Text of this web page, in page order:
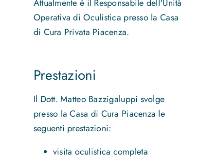
Attualmente è il Responsabile dell'Unità
Operativa di Oculistica presso la Casa
di Cura Privata Piacenza.
Prestazioni
Il Dott. Matteo Bazzigaluppi svolge
presso la Casa di Cura Piacenza le
seguenti prestazioni:
visita oculistica completa